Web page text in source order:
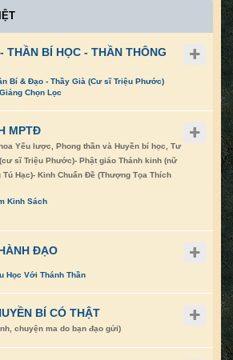
THẦN BÍ HỌC - THẦN THÔNG
Bí & Đạo - Thầy Già (Cư sĩ Triệu Phước)
Chọn Lọc
MPTĐ
Yếu lược, Phong thần và Huyền bí học, Tư
sĩ Triệu Phước)- Phật giáo Thánh kinh (nữ
Hạc)- Kinh Chuẩn Đề (Thượng Tọa Thích
Kinh Sách
ĐẠO
Học Với Thánh Thần
BÍ CÓ THẬT
chuyện ma do bạn đạo gửi)